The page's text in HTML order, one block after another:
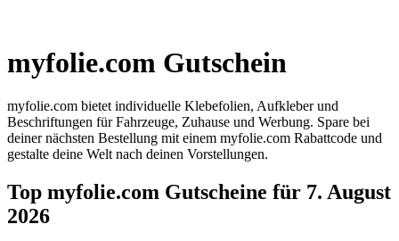
myfolie.com Gutschein
myfolie.com bietet individuelle Klebefolien, Aufkleber und
Beschriftungen für Fahrzeuge, Zuhause und Werbung. Spare bei
deiner nächsten Bestellung mit einem myfolie.com Rabattcode und
gestalte deine Welt nach deinen Vorstellungen.
Top myfolie.com Gutscheine für 7. August
2026